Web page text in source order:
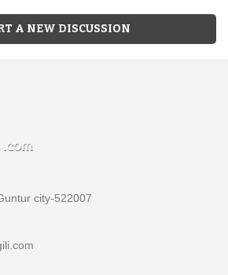
A NEW DISCUSSION
city-522007